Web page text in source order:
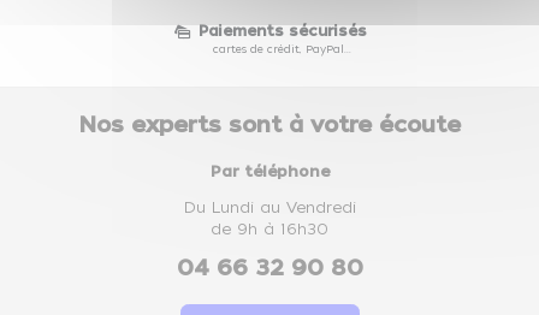
Paiements sécurisés
cartes de crédit, PayPal...
Nos experts sont à votre écoute
Par téléphone
Du Lundi au Vendredi
de 9h à 16h30
04 66 32 90 80